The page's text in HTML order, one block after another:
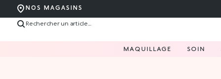
NOS MAGASINS
MAQUILLAGE SOIN